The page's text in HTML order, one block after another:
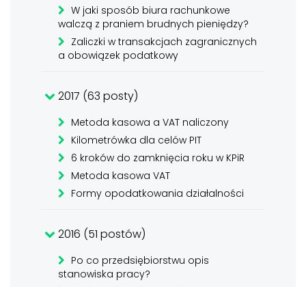
W jaki sposób biura rachunkowe
walczą z praniem brudnych pieniędzy?
Zaliczki w transakcjach zagranicznych
a obowiązek podatkowy
2017 (63 posty)
Metoda kasowa a VAT naliczony
Kilometrówka dla celów PIT
6 kroków do zamknięcia roku w KPiR
Metoda kasowa VAT
Formy opodatkowania działalności
2016 (51 postów)
Po co przedsiębiorstwu opis
stanowiska pracy?